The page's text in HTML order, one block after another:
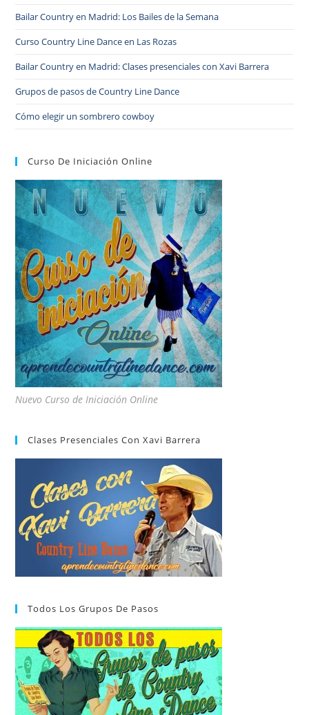
Bailar Country en Madrid: Los Bailes de la Semana
Curso Country Line Dance en Las Rozas
Bailar Country en Madrid: Clases presenciales con Xavi Barrera
Grupos de pasos de Country Line Dance
Cómo elegir un sombrero cowboy
Curso De Iniciación Online
Nuevo Curso de Iniciación Online
Clases Presenciales Con Xavi Barrera
Todos Los Grupos De Pasos